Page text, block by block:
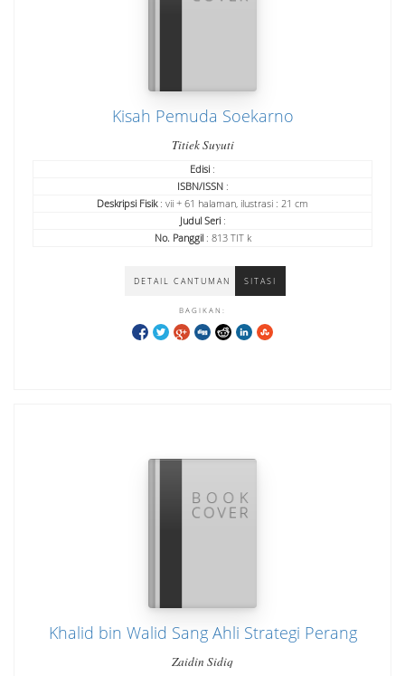
Kisah Pemuda Soekarno
Titiek Suyuti
Edisi :
ISBN/ISSN:
Deskripsi Fisik: vii + 61 halaman, ilustrasi : 21 cm
Judul Seri:
No. Panggil: 813 TIT k
DETAIL CANTUMAN SITASI
BAGIKAN:
Khalid bin Walid Sang Ahli Strategi Perang
Zaidin Sidiq